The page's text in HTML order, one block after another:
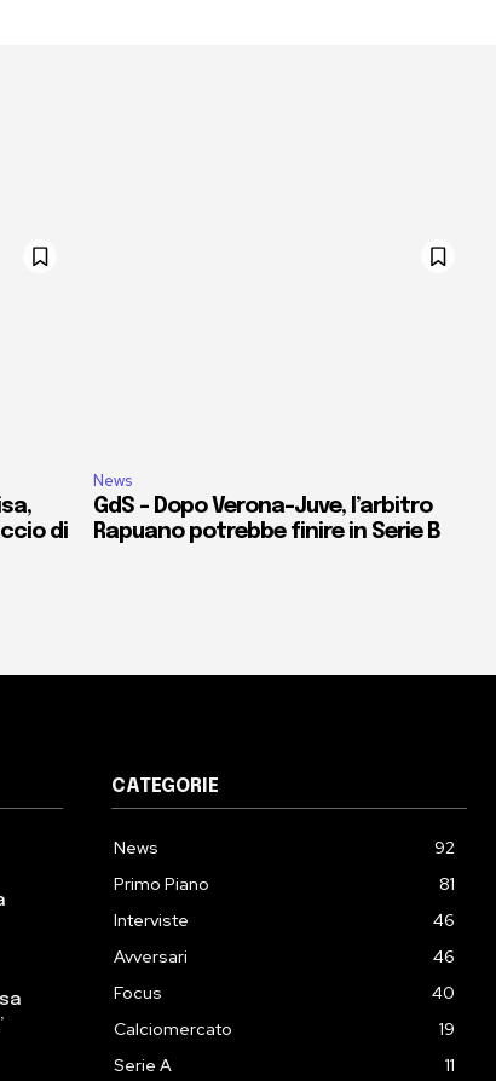
di
News
GdS – Dopo Verona-Juve, l’arbitro
Rapuano potrebbe finire in Serie B
CATEGORIE
News
92
Primo Piano
81
Interviste
46
Avversari
46
Focus
40
Calciomercato
19
Serie A
11